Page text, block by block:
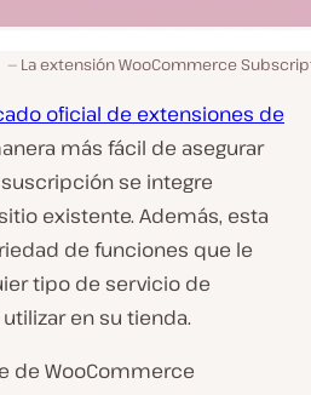
La extensión WooCommerce
oficial de extensiones de
más fácil de asegurar
se integre
existente. Además, esta
de funciones que le
tipo de servicio de
en su tienda.
de WooCommerce